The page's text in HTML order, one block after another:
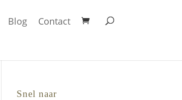
Blog Contact
Snel naar